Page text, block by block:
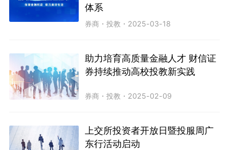
体系
券商 ・投教 ・ 2025-03-18
助力培育高质量金融人才 财信证
券持续推动高校投教新实践
券商 ・投教 ・ 2025-02-09
上交所投资者开放日暨投服周广
东行活动启动